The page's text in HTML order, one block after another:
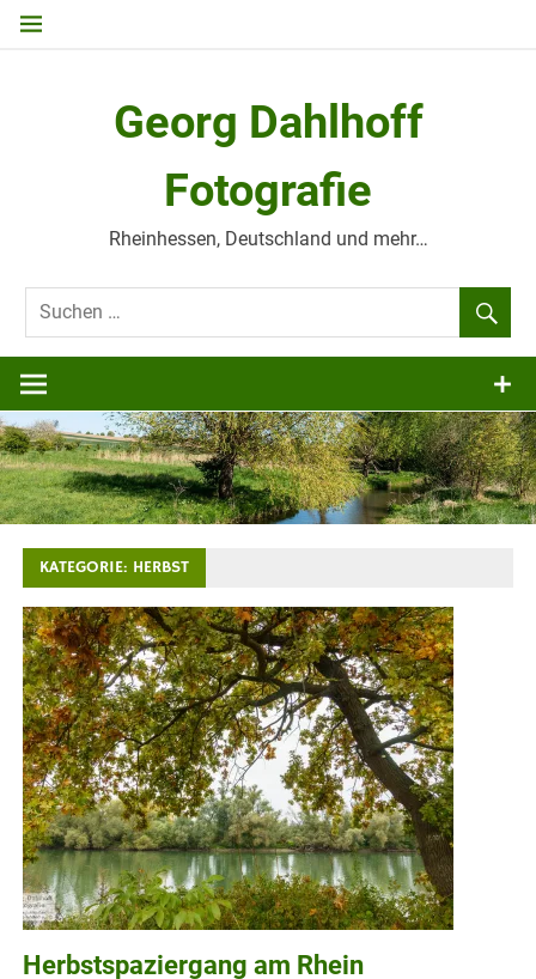
Zum
Georg Dahlhoff
Fotografie
Rheinhessen, Deutschland und mehr…
KATEGORIE: HERBST
Herbstspaziergang am Rhein